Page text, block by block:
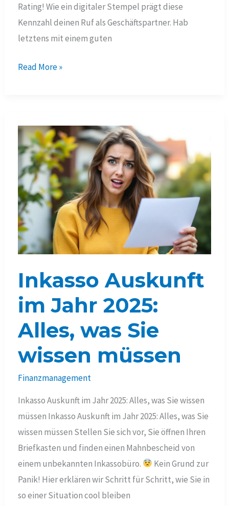
Rating! Wie ein digitaler Stempel prägt diese
Kennzahl deinen Ruf als Geschäftspartner. Hab
letztens mit einem guten
Creditreform
deine
Bonität
entscheidend
ist
Read More »
Inkasso Auskunft
im Jahr 2025:
Alles, was Sie
wissen müssen
Finanzmanagement
Inkasso Auskunft im Jahr 2025: Alles, was Sie wissen
müssen Inkasso Auskunft im Jahr 2025: Alles, was Sie
wissen müssen Stellen Sie sich vor, Sie öffnen Ihren
Briefkasten und finden einen Mahnbescheid von
einem unbekannten Inkassobüro.
Kein Grund zur
Panik! Hier erklären wir Schritt für Schritt, wie Sie in
so einer Situation cool bleiben